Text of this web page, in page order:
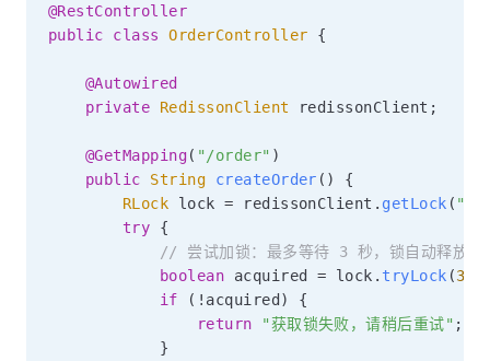
@RestController
public
class OrderController {
@Autowired
private
RedissonClient redissonClient ;
@GetMapping( "/order" )
public
String createOrder ( )
{
RLock lock = redissonClient . getLock (
try
{
// 尝试加锁：最多等待 3 秒，锁自动释放
boolean acquired = lock . tryLock (3
if
( ! acquired )
{
return
"获取锁失败，请稍后重试" ;
}